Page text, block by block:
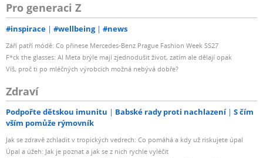
Pro generaci Z
#inspirace #wellbeing #news
Září patří módě: Co přinese Mercedes-Benz Prague Fashion Week SS27
F*ck the glasses: AI Meta brýle mají zjednodušit život, zatím ale dělají opak
Víš, proč ti po mléčných výrobcích možná nebývá dobře?
Zdraví
Podpořte dětskou imunitu Babské rady proti nachlazení
S čím
vším pomůže rýmovník
Jak se zdravě zchladit v tropických vedrech: Co pomáhá a kdy už riskujete úpal
Úpal a úžeh: Jak je poznat a jak se z nich rychle vyléčit